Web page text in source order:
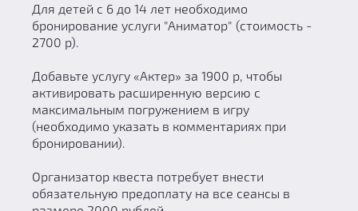
Для детей с 6 до 14 лет необходимо
бронирование услуги "Аниматор" (стоимость -
2700 р).
Добавьте услугу «Актер» за 1900 р, чтобы
активировать расширенную версию с
максимальным погружением в игру
(необходимо указать в комментариях при
бронировании).
Организатор квеста потребует внести
обязательную предоплату на все сеансы в